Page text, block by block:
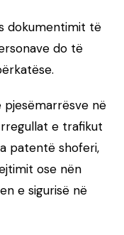
dokumentimit të
do të
në
e trafikut
patentë shoferi,
ose nën
e sigurisë në